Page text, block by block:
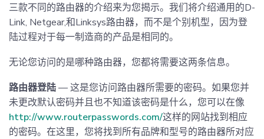
三款不同的路由器的介绍来为您揭示。我们将介绍通用的D-
Link, Netgear,和Linksys路由器，而不是个别机型，因为登
陆过程对于每一制造商的产品是相同的。
无论您访问的是哪种路由器，您都将需要这两条信息。
路由器登陆— 这是您访问路由器所需要的密码。如果您并
未更改默认密码并且也不知道该密码是什么，您可以在像
http://www.routerpasswords.com/这样的网站找到相应
的密码。在这里，您将找到所有品牌和型号的路由器所对应